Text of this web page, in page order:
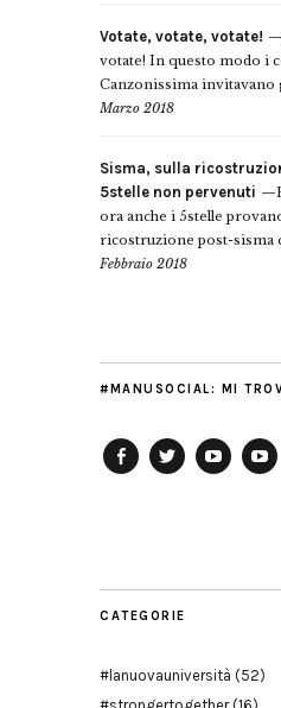
Votate, votate, votate!
votate! In questo modo i
Canzonissima invitavano
Marzo 2018
Sisma, sulla
5stelle non pervenuti
ora anche i 5stelle
ricostruzione post-sisma
Febbraio 2018
#MANUSOCIAL: MI
CATEGORIE
#lanuovauniversità (52)